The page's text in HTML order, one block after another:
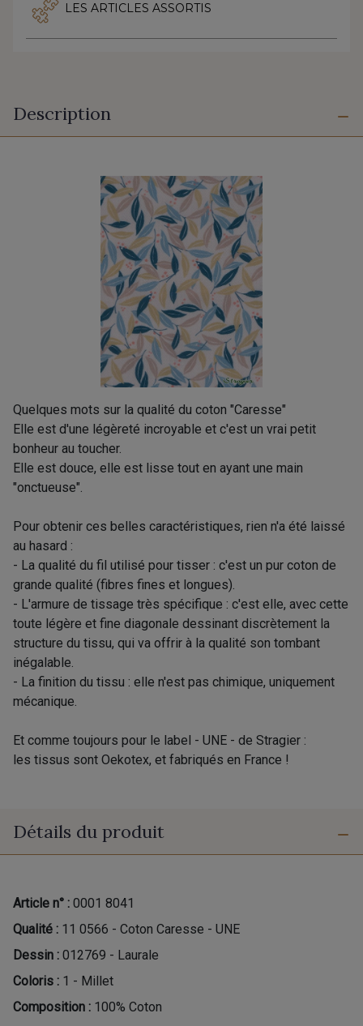
LES ARTICLES ASSORTIS
Description
Quelques mots sur la qualité du coton "Caresse"
Elle est d'une légèreté incroyable et c'est un vrai petit
bonheur au toucher.
Elle est douce, elle est lisse tout en ayant une main
"onctueuse".
Pour obtenir ces belles caractéristiques, rien n'a été laissé
au hasard :
- La qualité du fil utilisé pour tisser : c'est un pur coton de
grande qualité (fibres fines et longues).
- L'armure de tissage très spécifique : c'est elle, avec cette
toute légère et fine diagonale dessinant discrètement la
structure du tissu, qui va offrir à la qualité son tombant
inégalable.
- La finition du tissu : elle n'est pas chimique, uniquement
mécanique.
Et comme toujours pour le label - UNE - de Stragier :
les tissus sont Oekotex, et fabriqués en France !
Détails du produit
Article n° : 0001 8041
Qualité : 11 0566 - Coton Caresse - UNE
Dessin : 012769 - Laurale
Coloris : 1 - Millet
Composition : 100% Coton